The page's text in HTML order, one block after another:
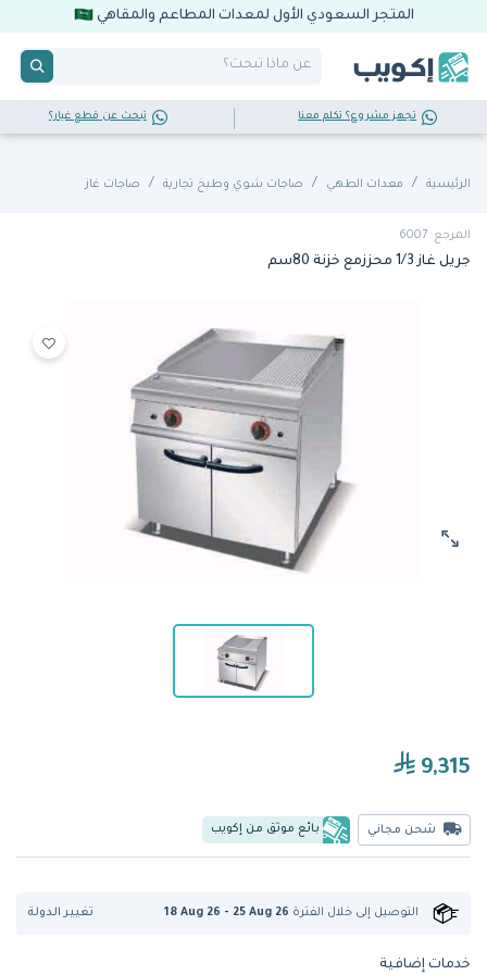
المتجر السعودي الأول لمعدات المطاعم والمقاهي
تجهز مشروع؟ تكلم معنا تبحث عن قطع غيار؟
الرئيسية معدات الطهي صاجات شوي وطبخ تجارية صاجات غاز
المرجع: 6007
جريل غاز 1/3 محززمع خزنة 80سم
9,315
شحن مجاني بائع موثق من إكويب
التوصيل إلى خلال الفترة 18 Aug 26 - 25 Aug 26 تغيير الدولة
خدمات إضافية